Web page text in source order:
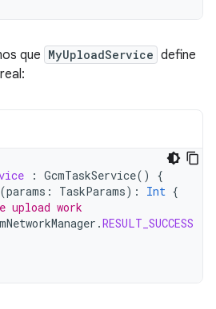
que MyUploadService define
: GcmTaskService()
{
(params : TaskParams): Int {
upload work
.RESULT_SUCCESS